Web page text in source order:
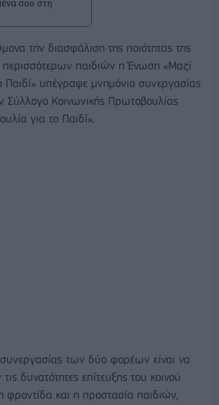
σου στη
την διασφάλιση της ποιότητας της
παιδιών η Ένωση «Μαζί
Παιδί» υπέγραψε μνημόνιο συνεργασίας
Σύλλογο Κοινωνικής Πρωτοβουλίας
για το Παιδί».
των δύο φορέων είναι να
δυνατότητες επίτευξης του κοινού
φροντίδα και η προστασία παιδιών,